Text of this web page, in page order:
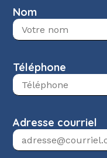
Nom
Téléphone
Adresse courriel